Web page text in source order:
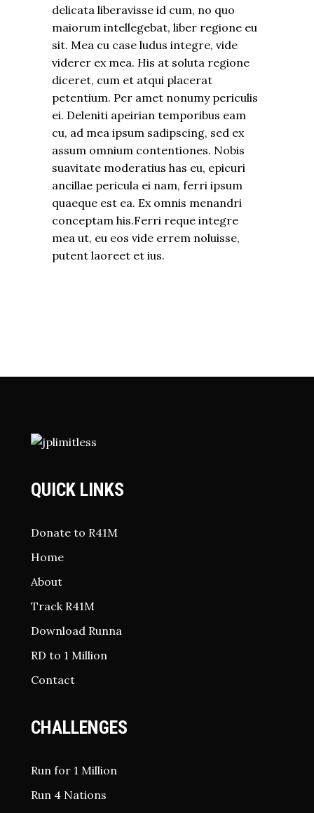
delicata liberavisse id cum, no quo
maiorum intellegebat, liber regione eu
sit. Mea cu case ludus integre, vide
viderer ex mea. His at soluta regione
diceret, cum et atqui placerat
petentium. Per amet nonumy periculis
ei. Deleniti apeirian temporibus eam
cu, ad mea ipsum sadipscing, sed ex
assum omnium contentiones. Nobis
suavitate moderatius has eu, epicuri
ancillae pericula ei nam, ferri ipsum
quaeque est ea. Ex omnis menandri
conceptam his.Ferri reque integre
mea ut, eu eos vide errem noluisse,
putent laoreet et ius.
QUICK LINKS
Donate to R41M
Home
About
Track R41M
Download Runna
RD to 1 Million
Contact
CHALLENGES
Run for 1 Million
Run 4 Nations